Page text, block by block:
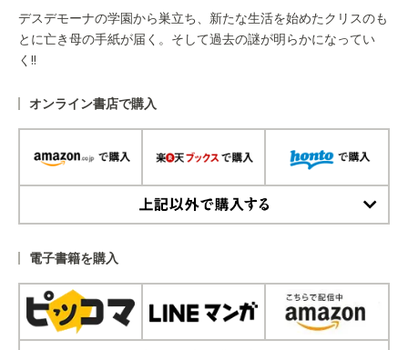
デスデモーナの学園から巣立ち、新たな生活を始めたクリスのも
とに亡き母の手紙が届く。そして過去の謎が明らかになってい
く!!
オンライン書店で購入
電子書籍を購入